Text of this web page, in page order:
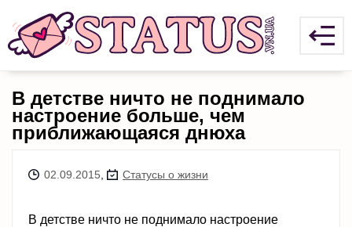
В детстве ничто не поднимало
настроение больше, чем
приближающаяся днюха
02.09.2015 Статусы о жизни
В детстве ничто не поднимало настроение